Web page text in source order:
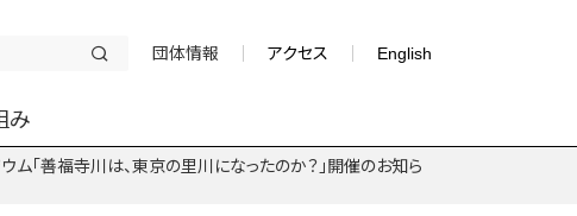
団体情報 アクセス English
み
「善福寺川は、東京の里川になったのか？」開催のお知ら